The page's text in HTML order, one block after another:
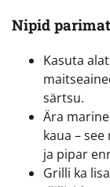
Nipid
Kasuta
särtsu.
Ära
kaua –
ja pipar
Grilli ka